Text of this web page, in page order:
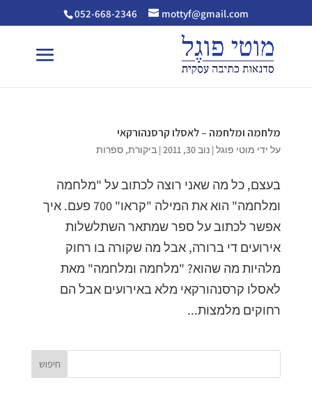
052-668-2346 mottyf@gmail.com
מלחמה ומלחמה – לאסלו קרסנהורקאי
על ידי מוטי פוגל| נוב 30, 2011 | ביקורת, ספרות
בעצם, כל מה שאני רוצה לכתוב על "מלחמה
ומלחמה" הוא את המילה "קראו" 700 פעם. איך
אפשר לכתוב על ספר שמתאר השתלשלות
אירועים די ברורה, אבל מה שקורה בו רחוק
מלהיות מה שהוא? "מלחמה ומלחמה" מאת
לאסלו קרסנהורקאי מלא באירועים אבל הם
רחוקים מלמצות...